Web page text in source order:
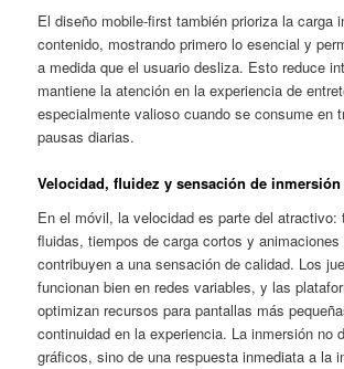
El diseño mobile-first también prioriza la carga
contenido, mostrando primero lo esencial y
a medida que el usuario desliza. Esto reduce
mantiene la atención en la experiencia de
especialmente valioso cuando se consume en
pausas diarias.
Velocidad, fluidez y sensación de inmersión
En el móvil, la velocidad es parte del atractivo:
fluidas, tiempos de carga cortos y animaciones
contribuyen a una sensación de calidad. Los
funcionan bien en redes variables, y las
optimizan recursos para pantallas más
continuidad en la experiencia. La inmersión no
gráficos, sino de una respuesta inmediata a la